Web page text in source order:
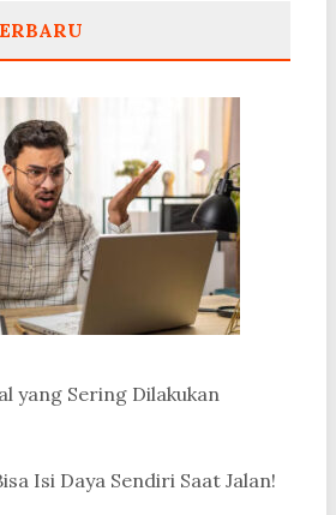
yang Sering Dilakukan
Isi Daya Sendiri Saat Jalan!